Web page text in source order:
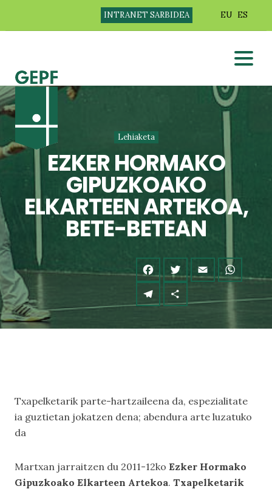
INTRANET SARBIDEA EU ES
Lehiaketa
EZKER HORMAKO
GIPUZKOAKO
ELKARTEEN ARTEKOA,
BETE-BETEAN
Txapelketarik parte-hartzaileena da, espezialitate
ia guztietan jokatzen dena; abendura arte luzatuko
da
Martxan jarraitzen du 2011-12ko Ezker Hormako
Gipuzkoako Elkarteen Artekoa. Txapelketarik